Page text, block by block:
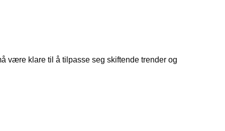
være klare til å tilpasse seg skiftende trender og